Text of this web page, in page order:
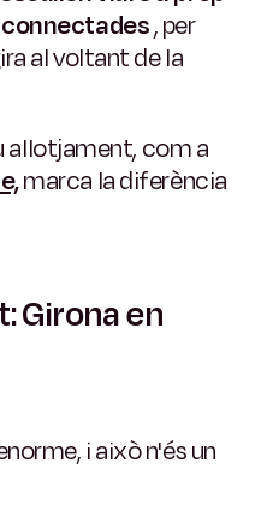
, per
al voltant de la
allotjament, com a
marca la diferència
Girona en
i això n'és un